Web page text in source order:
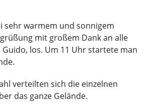
sehr warmem und sonnigem
mit großem Dank an alle
los. Um 11 Uhr startete man
verteilten sich die einzelnen
das ganze Gelände.